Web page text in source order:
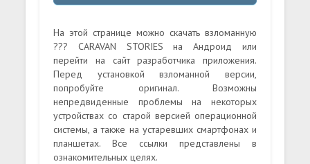
На этой странице можно скачать взломанную
??? CARAVAN STORIES на Андроид или
перейти на сайт разработчика приложения.
Перед установкой взломанной версии,
попробуйте оригинал. Возможны
непредвиденные проблемы на некоторых
устройствах со старой версией операционной
системы, а также на устаревших смартфонах и
планшетах. Все ссылки представлены в
ознакомительных целях.